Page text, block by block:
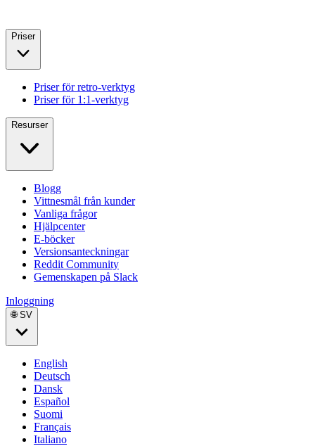
Priser
Priser för retro-verktyg
Priser för 1:1-verktyg
Resurser
Blogg
Vittnesmål från kunder
Vanliga frågor
Hjälpcenter
E-böcker
Versionsanteckningar
Reddit Community
Gemenskapen på Slack
Inloggning
🌐 SV
English
Deutsch
Dansk
Español
Suomi
Français
Italiano